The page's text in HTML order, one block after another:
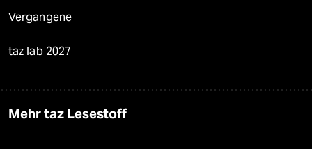
Vergangene
taz lab 2027
Mehr taz Lesestoff